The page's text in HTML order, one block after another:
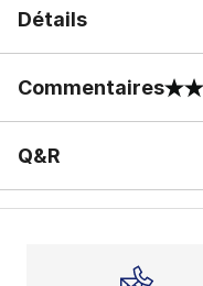
Détails
Commentaires
0 sur 5 notes
Q&R